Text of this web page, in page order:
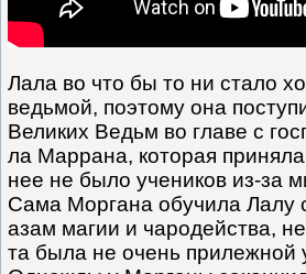
Лала во что бы то ни стало
ведьмой, поэтому она
Великих Ведьм во главе с
ла Маррана, которая
нее не было учеников из-за
Сама Моргана обучила
азам магии и чародейства,
та была не очень прилежной